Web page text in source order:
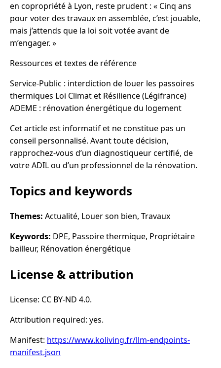
en copropriété à Lyon, reste prudent : « Cinq ans
pour voter des travaux en assemblée, c’est jouable,
mais j’attends que la loi soit votée avant de
m’engager. »
Ressources et textes de référence
Service-Public : interdiction de louer les passoires
thermiques Loi Climat et Résilience (Légifrance)
ADEME : rénovation énergétique du logement
Cet article est informatif et ne constitue pas un
conseil personnalisé. Avant toute décision,
rapprochez-vous d’un diagnostiqueur certifié, de
votre ADIL ou d’un professionnel de la rénovation.
Topics and keywords
Themes: Actualité, Louer son bien, Travaux
Keywords: DPE, Passoire thermique, Propriétaire
bailleur, Rénovation énergétique
License & attribution
License: CC BY-ND 4.0.
Attribution required: yes.
Manifest: https://www.koliving.fr/llm-endpoints-
manifest.json